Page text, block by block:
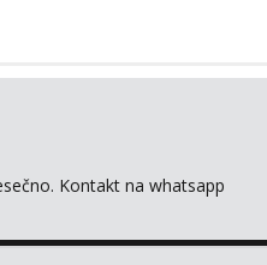
Kontakt na whatsapp